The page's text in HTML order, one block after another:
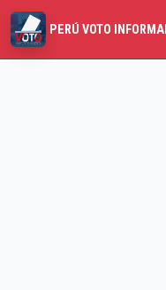
PERÚ VOTO